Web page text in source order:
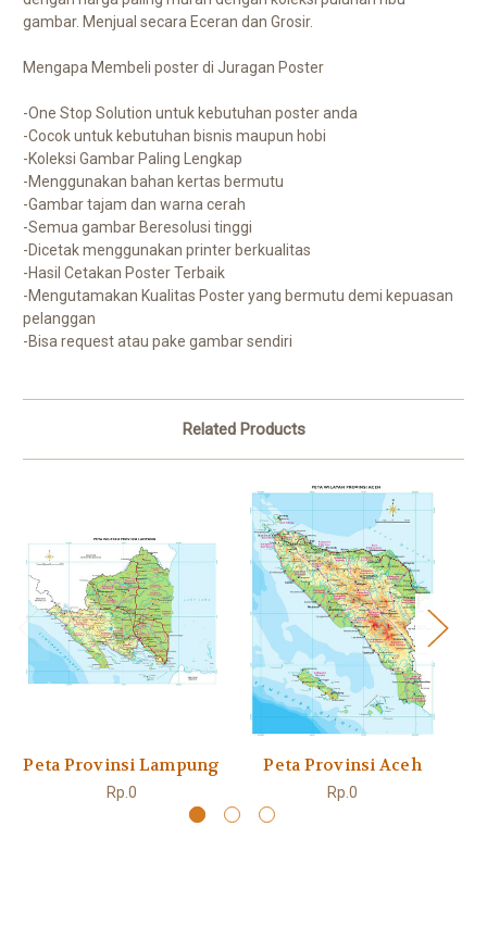
gambar. Menjual secara Eceran dan Grosir.
Mengapa Membeli poster di Juragan Poster
-One Stop Solution untuk kebutuhan poster anda
-Cocok untuk kebutuhan bisnis maupun hobi
-Koleksi Gambar Paling Lengkap
-Menggunakan bahan kertas bermutu
-Gambar tajam dan warna cerah
-Semua gambar Beresolusi tinggi
-Dicetak menggunakan printer berkualitas
-Hasil Cetakan Poster Terbaik
-Mengutamakan Kualitas Poster yang bermutu demi kepuasan
pelanggan
-Bisa request atau pake gambar sendiri
Related Products
Peta Provinsi Lampung
Rp.0
Peta Provinsi Aceh
Rp.0